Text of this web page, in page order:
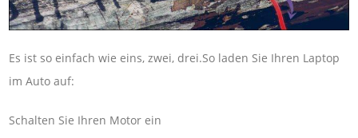
Es ist so einfach wie eins, zwei, drei.So laden Sie Ihren Laptop
im Auto auf:
Schalten Sie Ihren Motor ein